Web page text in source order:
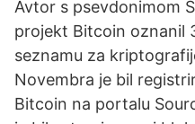
Avtor s psevdonimom
projekt Bitcoin oznanil
seznamu za
Novembra je bil
Bitcoin na portalu